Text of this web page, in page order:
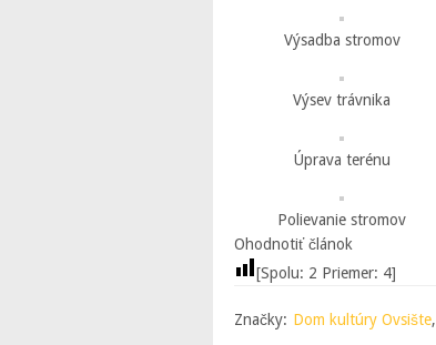
Výsadba stromov
Výsev trávnika
Úprava terénu
Polievanie stromov
Ohodnotiť článok
[Spolu: 2 Priemer: 4]
Značky: Dom kultúry Ovsište,